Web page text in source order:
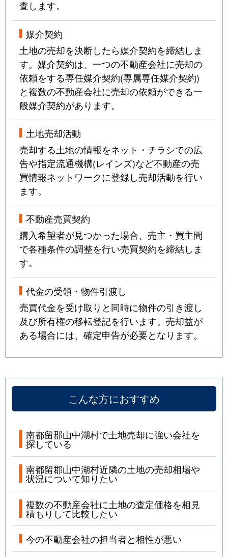
査します。
媒介契約
土地の売却を決断したら媒介契約を締結しま
す。媒介契約は、一つの不動産会社に売却の
依頼をする専任媒介契約(専属専任媒介契約)
と複数の不動産会社に売却の依頼ができる一
般媒介契約があります。
土地売却活動
売却する土地の情報をネット・チラシでの広
告や指定流通機構(レインズ)など不動産の売
買情報ネットワークに登録し売却活動を行い
ます。
不動産売買契約
購入希望者が見つかった場合、売主・買主間
で各種条件の調整を行い売買契約を締結しま
す。
代金の受領・物件引渡し
売買代金を受け取りと同時に物件の引き渡し
及び所有権の移転登記を行います。売却益が
ある場合には、確定申告が必要となります。
こんな方におすすめ
南都留郡山中湖村で土地売却に強い会社を
探している
南都留郡山中湖村近隣の土地の売却相場や
状況について知りたい
複数の不動産会社に土地の査定価格を相見
積もりして比較したい
今の不動産会社の担当者と相性が悪い